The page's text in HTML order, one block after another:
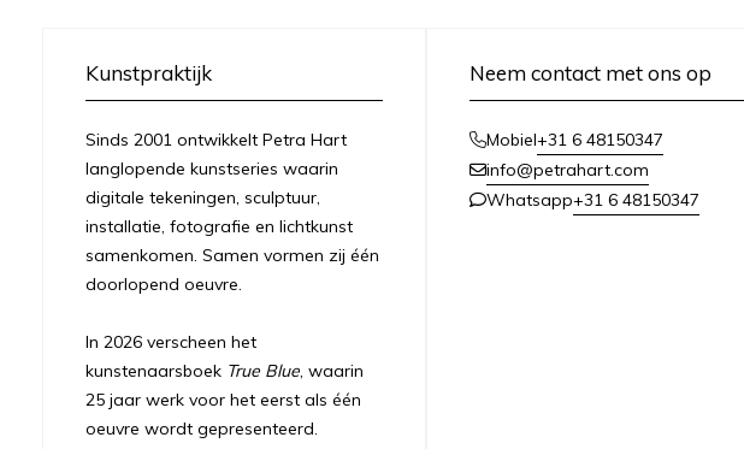
Kunstpraktijk
Sinds 2001 ontwikkelt Petra Hart
langlopende kunstseries waarin
digitale tekeningen, sculptuur,
installatie, fotografie en lichtkunst
samenkomen. Samen vormen zij één
doorlopend oeuvre.
In 2026 verscheen het
kunstenaarsboek True Blue, waarin
25 jaar werk voor het eerst als één
oeuvre wordt gepresenteerd.
Neem contact met ons op
Mobiel+31 6 48150347
info@petrahart.com
Whatsapp+31 6 48150347